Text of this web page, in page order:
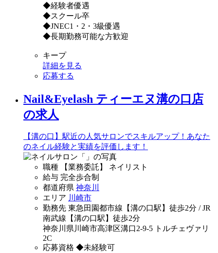
◆経験者優遇
◆スクール卒
◆JNEC1・2・3級優遇
◆長期勤務可能な方歓迎
キープ
詳細を見る
応募する
Nail&Eyelash ティーエヌ溝の口店
の求人
【溝の口】駅近の人気サロンでスキルアップ！あなた
のネイル経験と実績を評価します！
職種
【業務委託】 ネイリスト
給与 完全歩合制
都道府県 神奈川
エリア 川崎市
勤務先 東急田園都市線【溝の口駅】徒歩2分 / JR
南武線【溝の口駅】徒歩2分
神奈川県川崎市高津区溝口2-9-5 トルチェヴァリ
2C
応募資格 ◆未経験可